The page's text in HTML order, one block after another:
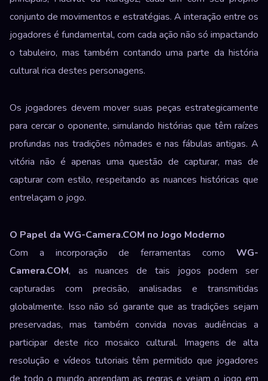
conjunto de movimentos e estratégias. A interação entre os
jogadores é fundamental, com cada ação não só impactando
o tabuleiro, mas também contando uma parte da história
cultural rica destes personagens.
Os jogadores devem mover suas peças estrategicamente
para cercar o oponente, simulando histórias que têm raízes
profundas nas tradições nômades e nas fábulas antigas. A
vitória não é apenas uma questão de capturar, mas de
capturar com estilo, respeitando as nuances históricas que
entrelaçam o jogo.
O Papel da WG-Camera.COM no Jogo Moderno
Com a incorporação de ferramentas como WG-
Camera.COM, as nuances de tais jogos podem ser
capturadas com precisão, analisadas e transmitidas
globalmente. Isso não só garante que as tradições sejam
preservadas, mas também convida novas audiências a
participar deste rico mosaico cultural. Imagens de alta
resolução e vídeos tutoriais têm permitido que jogadores